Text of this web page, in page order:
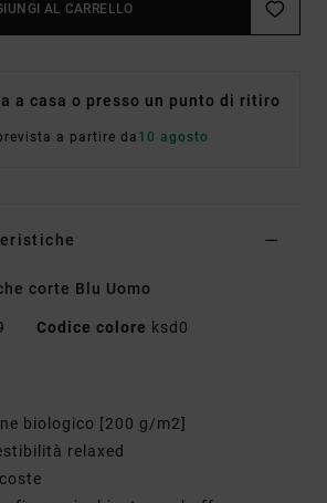
AL CARRELLO
a casa o presso un punto di ritiro
a partire da 10 agosto
corte Blu Uomo
Codice colore ksd0
biologico [200 g/m2]
relaxed